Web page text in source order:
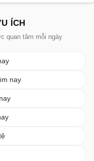
ÍCH
quan tâm mỗi ngày
nay